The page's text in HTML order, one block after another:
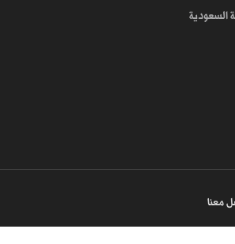
السعودية
معنا